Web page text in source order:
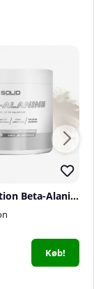
SOLID Nutrition Beta-Alanine, 320 g
Køb!